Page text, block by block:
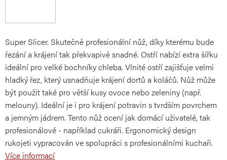
Super Slicer. Skutečně profesionální nůž, díky kterému bude
řezání a krájení tak překvapivě snadné. Ostří nabízí extra šířku
ideální pro velké bochníky chleba. Vlnité ostří zajišťuje velmi
hladký řez, který usnadňuje krájení dortů a koláčů. Nůž může
být použit také pro větší kusy ovoce nebo zeleniny (např.
melouny). Ideální je i pro krájení potravin s tvrdším povrchem
a jemným jádrem. Tento nůž ocení jak domácí uživatelé, tak
profesionálové - například cukráři. Ergonomický design
rukojeti vypracován ve spolupráci s profesionálními kuchaři.
Více informací